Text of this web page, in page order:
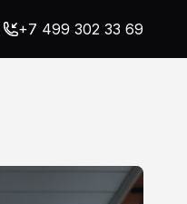
+7 499 302 33 69